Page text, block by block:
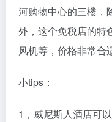
河购物中心的三楼，
外，这个免税店的特
风机等，价格非常合
小tips：
1，威尼斯人酒店可